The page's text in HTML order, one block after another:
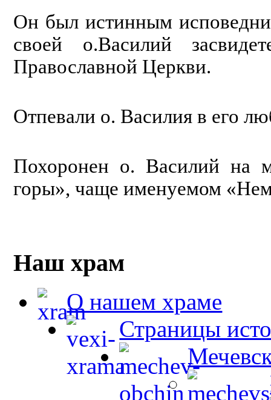
Он был истинным
своей о.Василий
Православной Церкви.
Отпевали о. Василия в его
Похоронен о. Василий на
горы», чаще именуемом
Наш храм
О нашем храме
Страницы